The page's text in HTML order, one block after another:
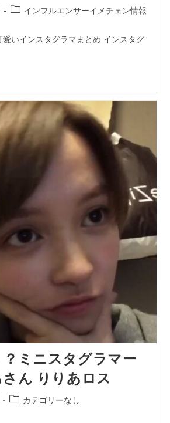
インフルエンサーイメチェン情報
愛いインスタグラマまとめ インスタグ
ミニスタグラマー
ん りりあロス
カテゴリーなし